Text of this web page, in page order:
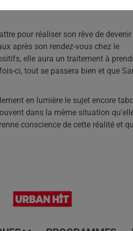
pour réaliser son rêve de
après son rendez-vous chez le
elle aura un traitement à
ci, tout se passera bien et que
en lumière le sujet encore
dans la même situation
conscience de cette réalité et